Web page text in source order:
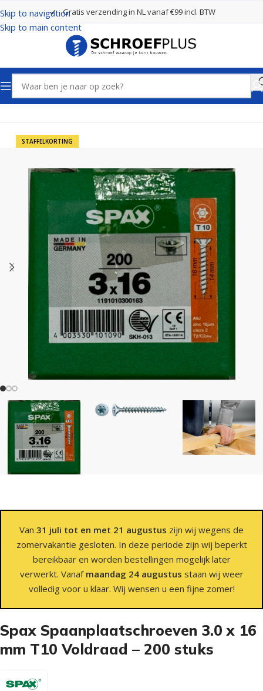
Skip to navigation
Skip to main content
Gratis verzending in NL vanaf €99 incl. BTW
Home Schroeven Spax Schroeven
STAFFELKORTING
Van 31 juli tot en met 21 augustus zijn wij wegens de
zomervakantie gesloten. In deze periode zijn wij beperkt
bereikbaar en worden bestellingen mogelijk later
verwerkt. Vanaf maandag 24 augustus staan wij weer
volledig voor u klaar. Wij wensen u een fijne zomer!
Spax Spaanplaatschroeven 3.0 x 16
mm T10 Voldraad – 200 stuks